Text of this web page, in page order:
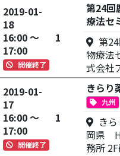
2019-01-
18
16:00 ～
17:00
開催終了
1
第24回
療法セ
第
物療法
式会社
2019-01-
17
16:00 ～
17:00
開催終了
1
きらり
九州
き
岡県
務所